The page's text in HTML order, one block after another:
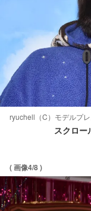
ryuchell（C）モデルプレ
スクロー
( 画像4/8 )